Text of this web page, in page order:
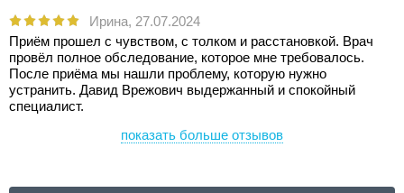
Ирина, 27.07.2024
Приём прошел с чувством, с толком и расстановкой. Врач
провёл полное обследование, которое мне требовалось.
После приёма мы нашли проблему, которую нужно
устранить. Давид Врежович выдержанный и спокойный
специалист.
показать больше отзывов